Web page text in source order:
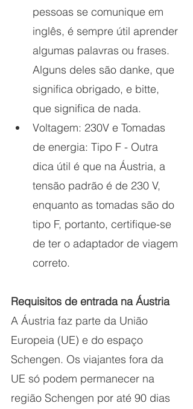
pessoas se comunique em
inglês, é sempre útil aprender
algumas palavras ou frases.
Alguns deles são danke, que
significa obrigado, e bitte,
que significa de nada.
Voltagem: 230V e Tomadas
de energia: Tipo F - Outra
dica útil é que na Áustria, a
tensão padrão é de 230 V,
enquanto as tomadas são do
tipo F, portanto, certifique-se
de ter o adaptador de viagem
correto.
Requisitos de entrada na Áustria
A Áustria faz parte da União
Europeia (UE) e do espaço
Schengen. Os viajantes fora da
UE só podem permanecer na
região Schengen por até 90 dias